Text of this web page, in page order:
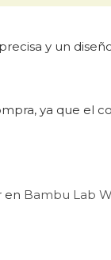
y un
ya que el
en Bambu Lab